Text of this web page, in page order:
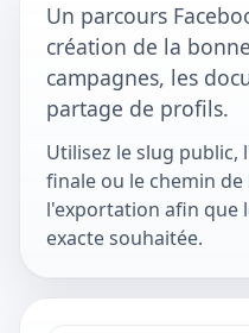
Un parcours
création de la
campagnes, les
partage de profils.
Utilisez le slug public,
finale ou le chemin
l'exportation afin que
exacte souhaitée.